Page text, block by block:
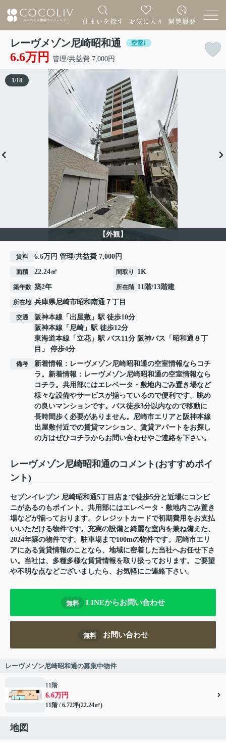
レーヴメゾン尼崎昭和通 空室1
6.6万円 管理/共益費 7,000円
【外観】
1/18
賃料 6.6万円 管理/共益費 7,000円
面積 22.24㎡ 間取り 1K
築年数 築2年 所在階 11階/13階建
所在地 兵庫県尼崎市昭和南通 ７丁目
交通 阪神本線 「 出屋敷 」駅 徒歩10分
阪神本線 「 尼崎 」駅 徒歩12分
東海道本線 「 立花」駅 バス11分 阪神バス「昭和通８丁
目」 停歩4分
備考
新着情報：レーヴメゾン尼崎昭和通の空室情報ならコチ
ラ。新着情報：レーヴメゾン尼崎昭和通の空室情報なら
コチラ。共用部にはエレベータ・敷地内ごみ置き場など
様々な設備やサービスが揃っているので便利です。眺め
の良いマンションです。バス徒歩3分以内なので移動に
長時間歩く必要がありません。尼崎市エリアと阪神本線
出屋敷付近での賃貸マンション、賃貸アパートをお探し
の方はぜひコチラからお問い合わせやご連絡を下さい。
レーヴメゾン尼崎昭和通のコメント(おすすめポイ
ント)
セブンイレブン 尼崎昭和通5丁目店まで徒歩5分と近場にコンビ
ニがあるのもポイント。共用部にはエレベータ・敷地内ごみ置き
場などが揃っております。クレジットカードで初期費用をお支払
いいただける物件です。充実の設備と綺麗な室内を兼ね備えた、
2024年築の物件です。駐車場まで100mの物件です。尼崎市エリ
アにある賃貸情報のことなら、地域に密着した当社へお任せ下さ
い。当社は、多種多様な賃貸情報を取り扱っております。ご要望
や不明な点などございましたら、お気軽にご連絡下さい。
無料 LINEからお問い合わせ
無料 お問い合わせ
レーヴメゾン尼崎昭和通の募集中物件
11階
6.6万円
11階 / 6.72坪(22.24㎡)
地図